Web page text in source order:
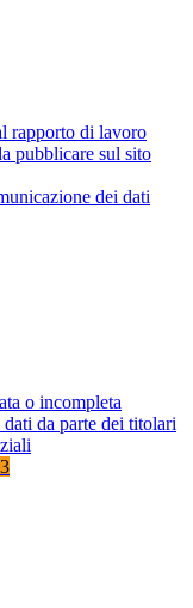
rapporto di lavoro
pubblicare sul sito
dei dati
o incompleta
da parte dei titolari